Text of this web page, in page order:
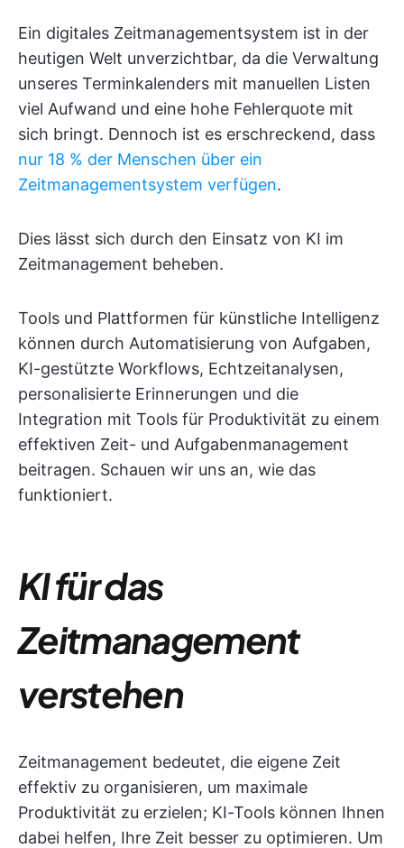
Ein digitales Zeitmanagementsystem ist in der
heutigen Welt unverzichtbar, da die Verwaltung
unseres Terminkalenders mit manuellen Listen
viel Aufwand und eine hohe Fehlerquote mit
sich bringt. Dennoch ist es erschreckend, dass
nur 18 % der Menschen über ein
Zeitmanagementsystem verfügen.
Dies lässt sich durch den Einsatz von KI im
Zeitmanagement beheben.
Tools und Plattformen für künstliche Intelligenz
können durch Automatisierung von Aufgaben,
KI-gestützte Workflows, Echtzeitanalysen,
personalisierte Erinnerungen und die
Integration mit Tools für Produktivität zu einem
effektiven Zeit- und Aufgabenmanagement
beitragen. Schauen wir uns an, wie das
funktioniert.
KI für das
Zeitmanagement
verstehen
Zeitmanagement bedeutet, die eigene Zeit
effektiv zu organisieren, um maximale
Produktivität zu erzielen; KI-Tools können Ihnen
dabei helfen, Ihre Zeit besser zu optimieren. Um